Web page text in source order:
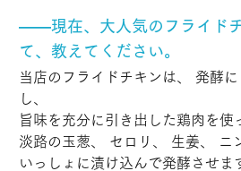
――現在、大人気のフライド
て、教えてください。
当店のフライドチキンは、 発酵に
し、
旨味を充分に引き出した鶏肉を使
淡路の玉葱、 セロリ、 生姜、 ニ
いっしょに漬け込んで発酵させま